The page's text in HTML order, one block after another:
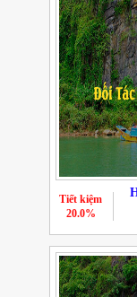
Tiết kiệm
20.0%